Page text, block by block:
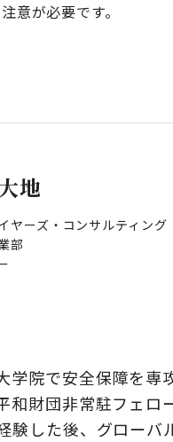
意が必要です。
地
ヤーズ・コンサルティング
部
院で安全保障を専
和財団非常駐フェロ
験した後、グローバ